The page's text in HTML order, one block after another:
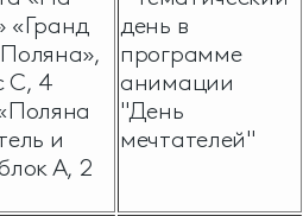
«Гранд
С, 4
и
А, 2
день в
программе
анимации
"День
мечтателей"